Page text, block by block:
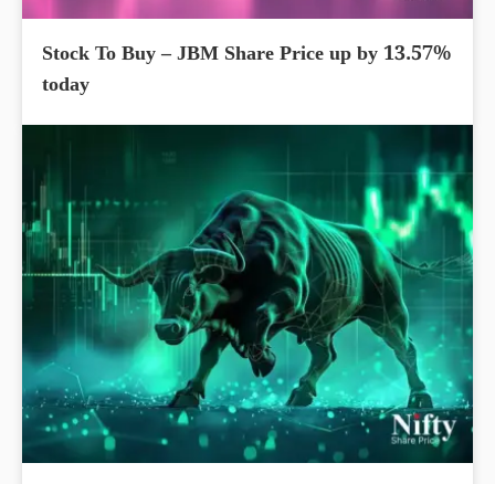
Stock To Buy – JBM Share Price up by 13.57%
today